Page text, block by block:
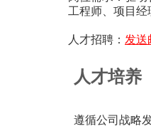
工程师、项目经
人才招聘： 发送
人才培养
遵循公司战略发